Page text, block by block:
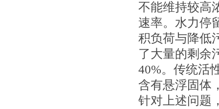
不能维持较高
速率。水力停
积负荷与降低
了大量的剩余
40%。传统活
含有悬浮固体
针对上述问题